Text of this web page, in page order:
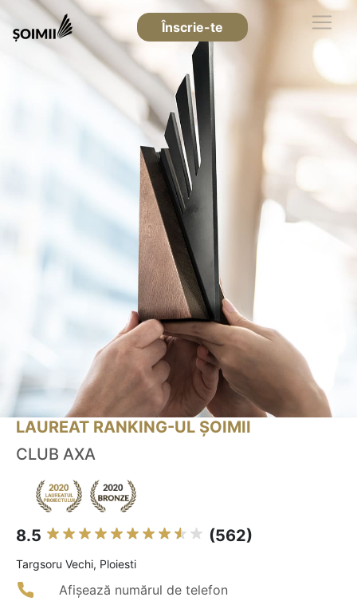
Înscrie-te
LAUREAT RANKING-UL ȘOIMII
CLUB AXA
8.5 (562)
Targsoru Vechi, Ploiesti
Afișează numărul de telefon